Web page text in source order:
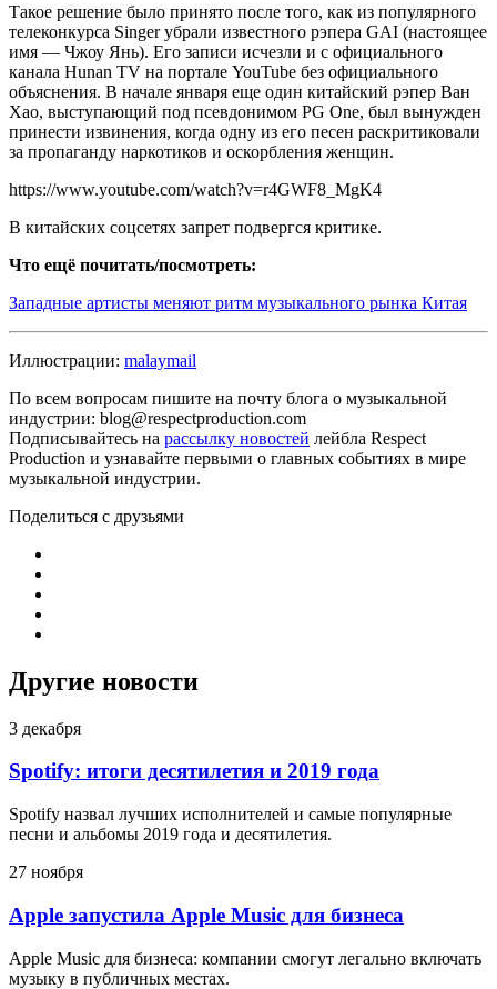
Такое решение было принято после того, как из популярного
телеконкурса Singer убрали известного рэпера GAI (настоящее
имя — Чжоу Янь). Его записи исчезли и с официального
канала Hunan TV на портале YouTube без официального
объяснения. В начале января еще один китайский рэпер Ван
Хао, выступающий под псевдонимом PG One, был вынужден
принести извинения, когда одну из его песен раскритиковали
за пропаганду наркотиков и оскорбления женщин.
https://www.youtube.com/watch?v=r4GWF8_MgK4
В китайских соцсетях запрет подвергся критике.
Что ещё почитать/посмотреть:
Западные артисты меняют ритм музыкального рынка Китая
Иллюстрации: malaymail
По всем вопросам пишите на почту блога о музыкальной
индустрии: blog@respectproduction.com
Подписывайтесь на рассылку новостей лейбла Respect
Production и узнавайте первыми о главных событиях в мире
музыкальной индустрии.
Поделиться с друзьями
Другие новости
3 декабря
Spotify: итоги десятилетия и 2019 года
Spotify назвал лучших исполнителей и самые популярные
песни и альбомы 2019 года и десятилетия.
27 ноября
Apple запустила Apple Music для бизнеса
Apple Music для бизнеса: компании смогут легально включать
музыку в публичных местах.